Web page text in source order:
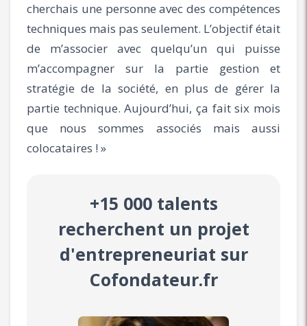
cherchais une personne avec des compétences
techniques mais pas seulement. L’objectif était
de m’associer avec quelqu’un qui puisse
m’accompagner sur la partie gestion et
stratégie de la société, en plus de gérer la
partie technique. Aujourd’hui, ça fait six mois
que nous sommes associés mais aussi
colocataires ! »
+15 000 talents
recherchent un projet
d'entrepreneuriat sur
Cofondateur.fr